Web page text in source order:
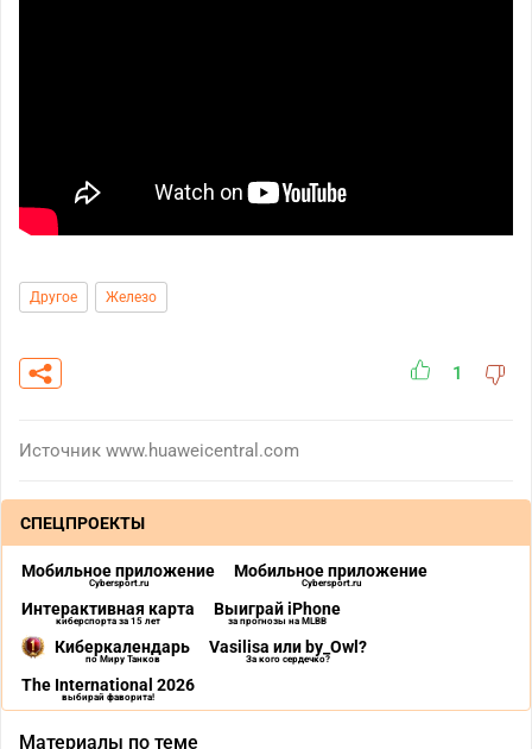
Другое Железо
1
Источник www.huaweicentral.com
СПЕЦПРОЕКТЫ
Мобильное приложение
Cybersport.ru
Мобильное приложение
Cybersport.ru
Интерактивная карта
киберспорта за 15 лет
Выиграй iPhone
за прогнозы на MLBB
Киберкалендарь
по Миру Танков
Vasilisa или by_Owl?
За кого сердечко?
The International 2026
выбирай фаворита!
Материалы по теме